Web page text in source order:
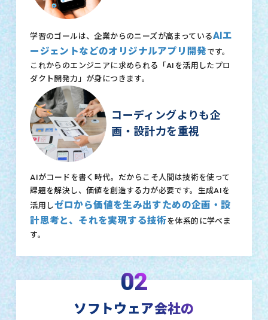
学習のゴールは、企業からのニーズが高まっているAIエ
ージェントなどのオリジナルアプリ開発です。
これからのエンジニアに求められる「AIを活用したプロ
ダクト開発力」が身につきます。
コーディングよりも企
画・設計力を重視
AIがコードを書く時代。だからこそ人間は技術を使って
課題を解決し、価値を創造する力が必要です。生成AIを
活用しゼロから価値を生み出すための企画・設
計思考と、それを実現する技術を体系的に学べま
す。
02
ソフトウェア会社の